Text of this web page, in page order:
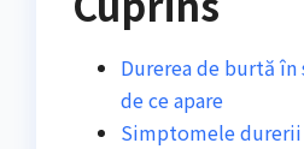
Durerea de burtă în
de ce apare
Simptomele